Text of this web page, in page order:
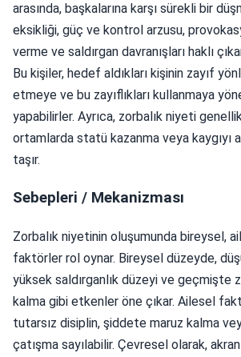
arasında, başkalarına karşı sürekli bir
eksikliği, güç ve kontrol arzusu,
verme ve saldırgan davranışları haklı
Bu kişiler, hedef aldıkları kişinin zayıf
etmeye ve bu zayıflıkları kullanmaya
yapabilirler. Ayrıca, zorbalık niyeti
ortamlarda statü kazanma veya kaygıyı
taşır.
Sebepleri / Mekanizması
Zorbalık niyetinin oluşumunda bireysel,
faktörler rol oynar. Bireysel düzeyde,
yüksek saldırganlık düzeyi ve geçmişte
kalma gibi etkenler öne çıkar. Ailesel
tutarsız disiplin, şiddete maruz kalma
çatışma sayılabilir. Çevresel olarak,